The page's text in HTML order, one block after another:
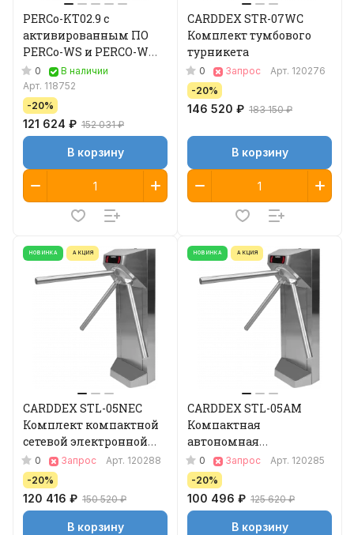
PERCo-KT02.9 с
активированным ПО
PERCo-WS и PERCO-WM-
01 (планки Антипаника)
Электронная проходная
0
В наличии
Арт. 118752
-20%
121 624 ₽ 152 031 ₽
В корзину
CARDDEX STR-07WC
Комплект тумбового
турникета
0 Запрос Арт. 120276
-20%
146 520 ₽ 183 150 ₽
В корзину
НОВИНКА АКЦИЯ
CARDDEX STL-05NEC
Комплект компактной
сетевой электронной
проходной
0 Запрос Арт. 120288
-20%
120 416 ₽ 150 520 ₽
В корзину
НОВИНКА АКЦИЯ
CARDDEX STL-05AM
Компактная
автономная
электронная проходная
0 Запрос Арт. 120285
-20%
100 496 ₽ 125 620 ₽
В корзину